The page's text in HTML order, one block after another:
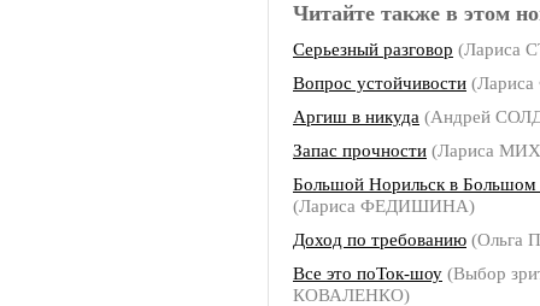
Читайте также в этом
Серьезный разговор (Лариса
Вопрос устойчивости
Аргиш в никуда (Андрей
Запас прочности (Лариса
Большой Норильск в Большом
(Лариса ФЕДИШИНА)
Доход по требованию (Ольга
Все это поТок-шоу (Выбор
КОВАЛЕНКО)